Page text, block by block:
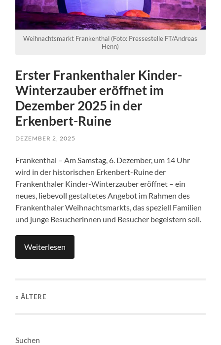
Weihnachtsmarkt Frankenthal (Foto: Pressestelle FT/Andreas
Henn)
Erster Frankenthaler Kinder-
Winterzauber eröffnet im
Dezember 2025 in der
Erkenbert-Ruine
DEZEMBER 2, 2025
Frankenthal – Am Samstag, 6. Dezember, um 14 Uhr
wird in der historischen Erkenbert-Ruine der
Frankenthaler Kinder-Winterzauber eröffnet – ein
neues, liebevoll gestaltetes Angebot im Rahmen des
Frankenthaler Weihnachtsmarkts, das speziell Familien
und junge Besucherinnen und Besucher begeistern soll.
Weiterlesen
« ÄLTERE
Suchen